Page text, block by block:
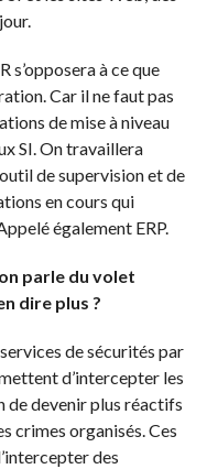
s’opposera à ce que
Car il ne faut pas
de mise à niveau
SI. On travaillera
de supervision et de
en cours qui
également ERP.
parle du volet
dire plus ?
de sécurités par
d’intercepter les
devenir plus réactifs
crimes organisés. Ces
des